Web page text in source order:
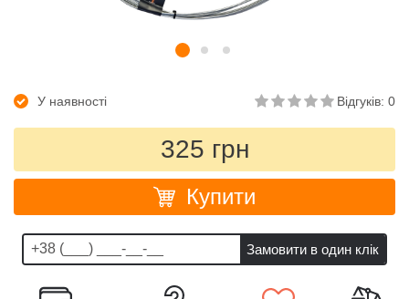
У наявності Відгуків: 0
325 грн
Купити